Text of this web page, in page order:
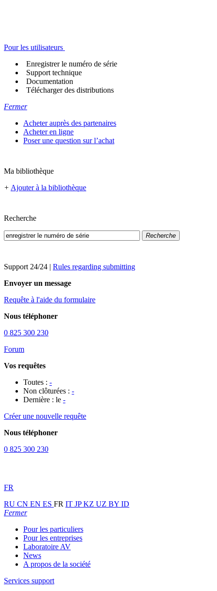
Pour les utilisateurs
Enregistrer le numéro de série
Support technique
Documentation
Télécharger des distributions
Fermer
Acheter auprès des partenaires
Acheter en ligne
Poser une question sur l’achat
Ma bibliothèque
+ Ajouter à la bibliothèque
Recherche
Recherche
Support 24/24 | Rules regarding submitting
Envoyer un message
Requête à l'aide du formulaire
Nous téléphoner
0 825 300 230
Forum
Vos requêtes
Toutes : -
Non clôturées : -
Dernière : le -
Créer une nouvelle requête
Nous téléphoner
0 825 300 230
FR
RU CN EN ES FR IT JPKZ UZ BY ID
Fermer
Pour les particuliers
Pour les entreprises
Laboratoire AV
News
A propos de la société
Services support